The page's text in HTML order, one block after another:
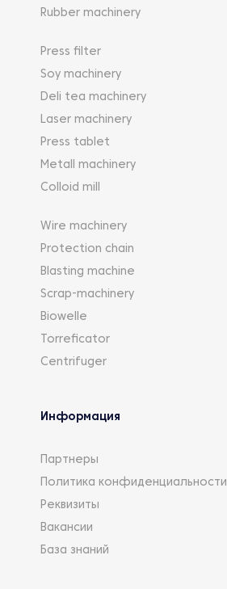
Rubber machinery
Press filter
Soy machinery
Deli tea machinery
Laser machinery
Press tablet
Metall machinery
Colloid mill
Wire machinery
Protection chain
Blasting machine
Scrap-machinery
Biowelle
Torreficator
Centrifuger
Информация
Партнеры
Политика конфиденциальности
Реквизиты
Вакансии
База знаний